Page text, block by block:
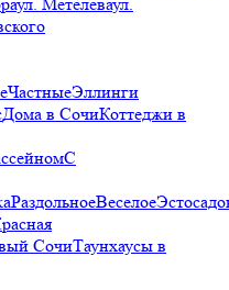
ЧастныеЭллинги
Дома в СочиКоттеджи в
С
РаздольноеВеселое
СочиТаунхаусы в